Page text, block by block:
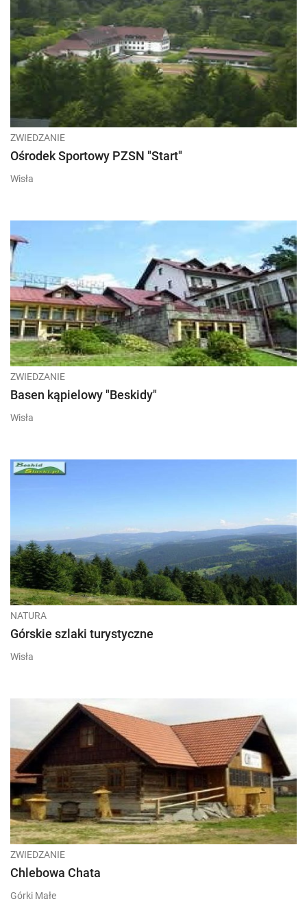
ZWIEDZANIE
Ośrodek Sportowy PZSN "Start"
Wisła
ZWIEDZANIE
Basen kąpielowy "Beskidy"
Wisła
NATURA
Górskie szlaki turystyczne
Wisła
ZWIEDZANIE
Chlebowa Chata
Górki Małe